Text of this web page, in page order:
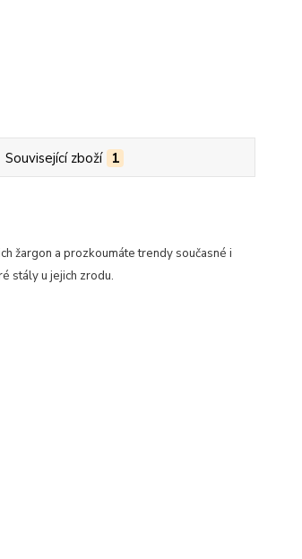
Související zboží 1
žargon a prozkoumáte trendy současné i
stály u jejich zrodu.